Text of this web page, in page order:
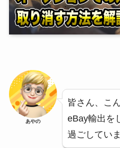
あやの
皆さん、こ
eBay輸出を
過ごしていま